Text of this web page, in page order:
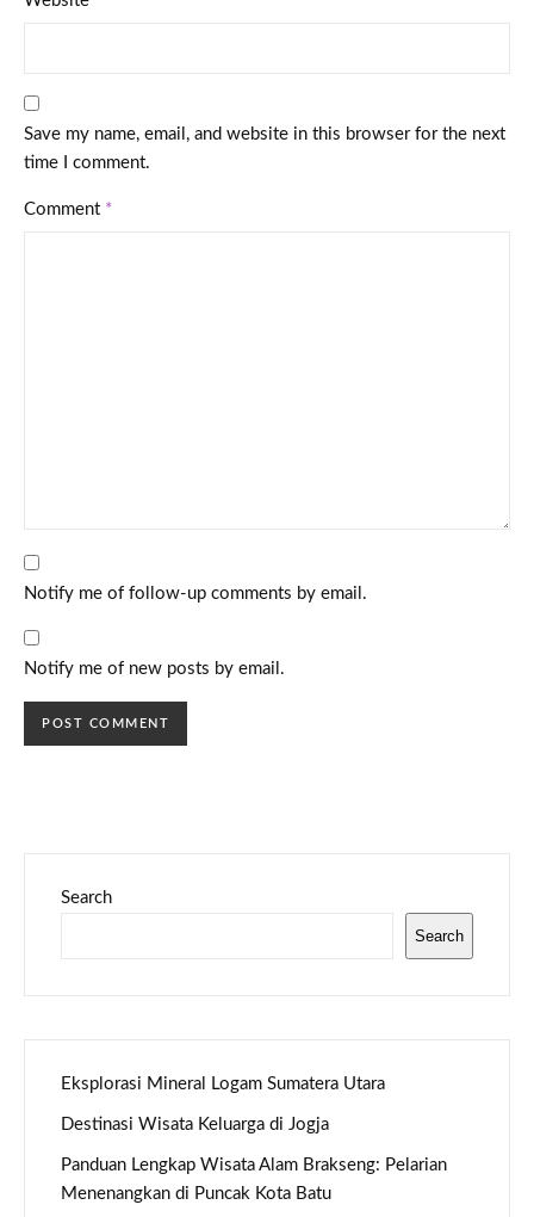
Save my name, email, and website in this browser for the next
time I comment.
Comment *
Notify me of follow-up comments by email.
Notify me of new posts by email.
Search
Search
Eksplorasi Mineral Logam Sumatera Utara
Destinasi Wisata Keluarga di Jogja
Panduan Lengkap Wisata Alam Brakseng: Pelarian
Menenangkan di Puncak Kota Batu